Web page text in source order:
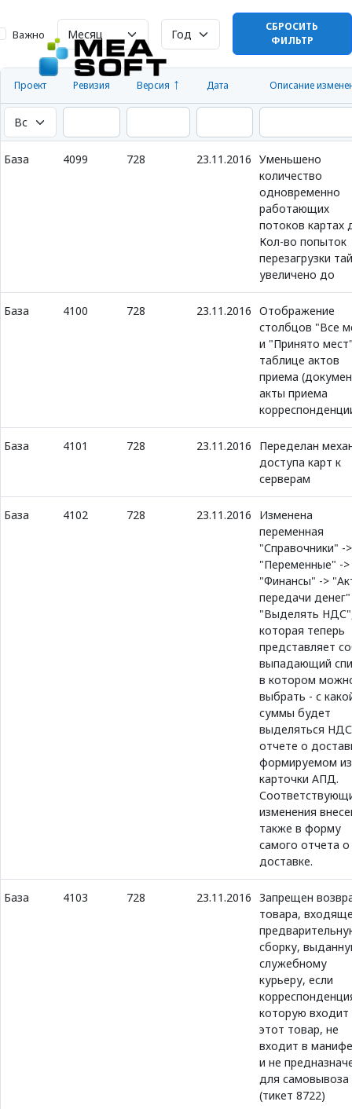
Важно
СБРОСИТЬ
ФИЛЬТР
Проект Ревизия Версия Дата Описание
База 4099 728 23.11.2016 Уменьшено
количество
одновременно
работающих
потоков картах
Кол-во попыток
перезагрузки
увеличено до
База 4100 728 23.11.2016 Отображение
столбцов "Все
и "Принято
таблице актов
приема
акты приема
База 4101 728 23.11.2016
Переделан
доступа карт к
серверам
База 4102 728 23.11.2016
Изменена
переменная
"Справочники" ->
"Переменные" ->
"Финансы" ->
передачи
"Выделять
которая теперь
представляет
выпадающий
в котором
выбрать - с
суммы будет
выделяться
отчете о
формируемом из
карточки АПД.
изменения
также в форму
самого отчета о
доставке.
База 4103 728 23.11.2016 Запрещен
товара,
сборку,
служебному
курьеру, если
которую входит
этот товар, не
входит в
и не
для самовывоза
(тикет 8722)